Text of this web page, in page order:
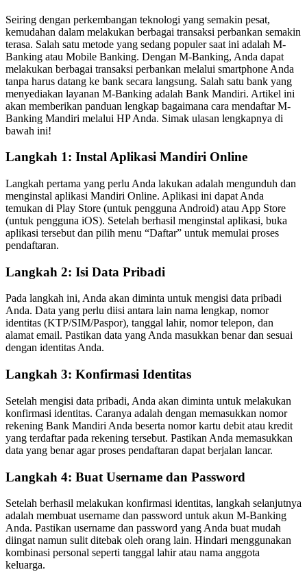
Seiring dengan perkembangan teknologi yang semakin pesat,
kemudahan dalam melakukan berbagai transaksi perbankan semakin
terasa. Salah satu metode yang sedang populer saat ini adalah M-
Banking atau Mobile Banking. Dengan M-Banking, Anda dapat
melakukan berbagai transaksi perbankan melalui smartphone Anda
tanpa harus datang ke bank secara langsung. Salah satu bank yang
menyediakan layanan M-Banking adalah Bank Mandiri. Artikel ini
akan memberikan panduan lengkap bagaimana cara mendaftar M-
Banking Mandiri melalui HP Anda. Simak ulasan lengkapnya di
bawah ini!
Langkah 1: Instal Aplikasi Mandiri Online
Langkah pertama yang perlu Anda lakukan adalah mengunduh dan
menginstal aplikasi Mandiri Online. Aplikasi ini dapat Anda
temukan di Play Store (untuk pengguna Android) atau App Store
(untuk pengguna iOS). Setelah berhasil menginstal aplikasi, buka
aplikasi tersebut dan pilih menu “Daftar” untuk memulai proses
pendaftaran.
Langkah 2: Isi Data Pribadi
Pada langkah ini, Anda akan diminta untuk mengisi data pribadi
Anda. Data yang perlu diisi antara lain nama lengkap, nomor
identitas (KTP/SIM/Paspor), tanggal lahir, nomor telepon, dan
alamat email. Pastikan data yang Anda masukkan benar dan sesuai
dengan identitas Anda.
Langkah 3: Konfirmasi Identitas
Setelah mengisi data pribadi, Anda akan diminta untuk melakukan
konfirmasi identitas. Caranya adalah dengan memasukkan nomor
rekening Bank Mandiri Anda beserta nomor kartu debit atau kredit
yang terdaftar pada rekening tersebut. Pastikan Anda memasukkan
data yang benar agar proses pendaftaran dapat berjalan lancar.
Langkah 4: Buat Username dan Password
Setelah berhasil melakukan konfirmasi identitas, langkah selanjutnya
adalah membuat username dan password untuk akun M-Banking
Anda. Pastikan username dan password yang Anda buat mudah
diingat namun sulit ditebak oleh orang lain. Hindari menggunakan
kombinasi personal seperti tanggal lahir atau nama anggota
keluarga.